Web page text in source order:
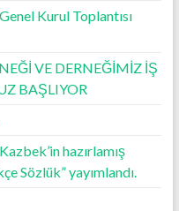
Kurul Toplantısı
VE DERNEĞİMİZ İŞ
BAŞLIYOR
hazırlamış
Sözlük” yayımlandı.